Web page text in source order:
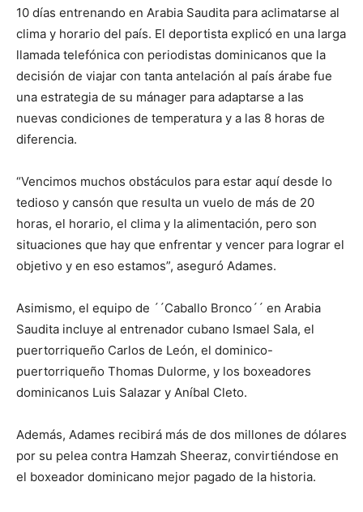
10 días entrenando en Arabia Saudita para aclimatarse al
clima y horario del país. El deportista explicó en una larga
llamada telefónica con periodistas dominicanos que la
decisión de viajar con tanta antelación al país árabe fue
una estrategia de su mánager para adaptarse a las
nuevas condiciones de temperatura y a las 8 horas de
diferencia.
“Vencimos muchos obstáculos para estar aquí desde lo
tedioso y cansón que resulta un vuelo de más de 20
horas, el horario, el clima y la alimentación, pero son
situaciones que hay que enfrentar y vencer para lograr el
objetivo y en eso estamos”, aseguró Adames.
Asimismo, el equipo de ´´Caballo Bronco´´ en Arabia
Saudita incluye al entrenador cubano Ismael Sala, el
puertorriqueño Carlos de León, el dominico-
puertorriqueño Thomas Dulorme, y los boxeadores
dominicanos Luis Salazar y Aníbal Cleto.
Además, Adames recibirá más de dos millones de dólares
por su pelea contra Hamzah Sheeraz, convirtiéndose en
el boxeador dominicano mejor pagado de la historia.